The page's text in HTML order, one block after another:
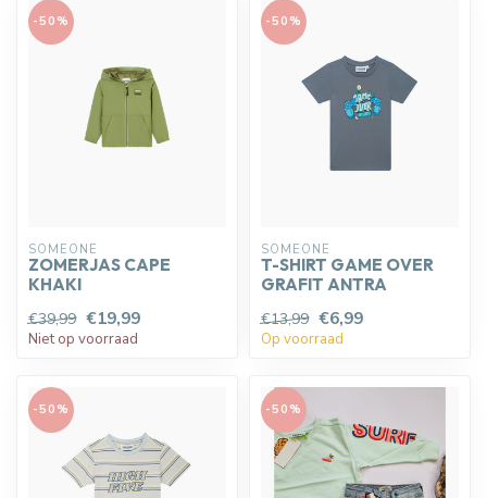
-50%
SOMEONE
ZOMERJAS CAPE
KHAKI
€39,99 €19,99
Niet op voorraad
-50%
SOMEONE
T-SHIRT GAME OVER
GRAFIT ANTRA
€13,99 €6,99
Op voorraad
-50% -50%